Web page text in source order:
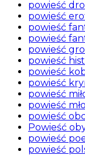
powieść
powieść
powieść
powieść
powieść
powieść
powieść
powieść
powieść
powieść
powieść
Powieść
powieść
powieść